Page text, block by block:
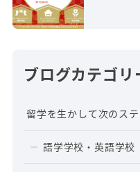
ブログカテゴリ
留学を生かして次のス
語学学校・英語学校